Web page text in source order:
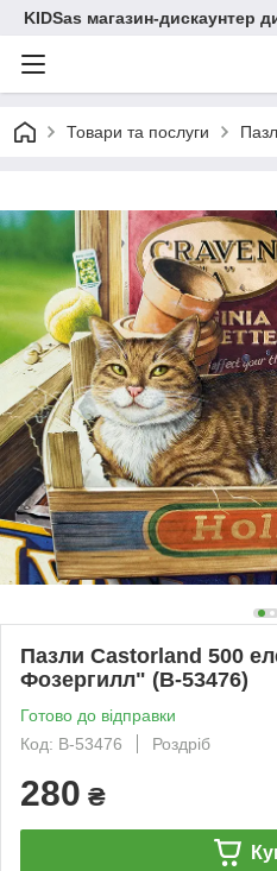
KIDSas магазин-дискаунтер
Товари та послуги
Пазли Castorland 500
Фозергилл" (B-53476)
Готово до відправки
Код: B-53476
Роздріб
280 ₴